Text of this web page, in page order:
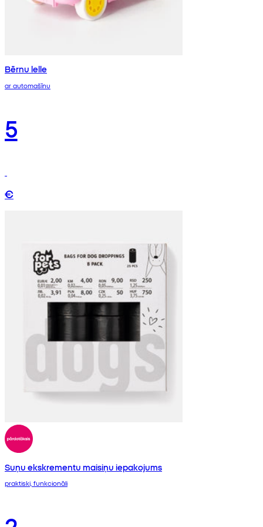
Bērnu lelle
ar automašīnu
5
€
Suņu ekskrementu maisiņu iepakojums
praktiski, funkcionāli